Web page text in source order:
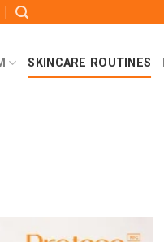
SKINCARE ROUTINES